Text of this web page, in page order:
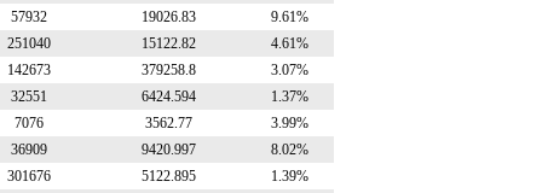
57932 19026.83
9.61%
251040 15122.82
4.61%
142673 379258.8
3.07%
32551 6424.594
1.37%
7076 3562.77
3.99%
36909 9420.997
8.02%
301676 5122.895
1.39%